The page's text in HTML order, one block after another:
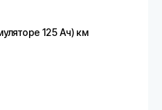
125 Ач) км